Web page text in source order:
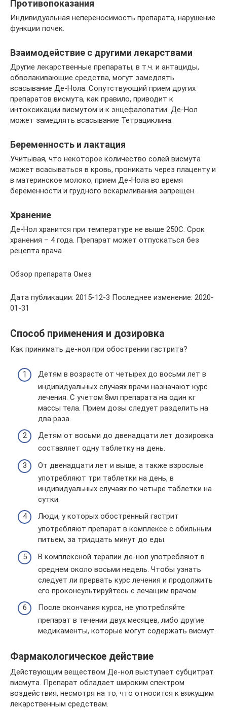
Противопоказания
Индивидуальная непереносимость препарата, нарушение
функции почек.
Взаимодействие с другими лекарствами
Другие лекарственные препараты, в т.ч. и антациды,
обволакивающие средства, могут замедлять
всасывание Де-Нола. Сопутствующий прием других
препаратов висмута, как правило, приводит к
интоксикации висмутом и к энцефалопатии. Де-Нол
может замедлять всасывание Тетрациклина.
Беременность и лактация
Учитывая, что некоторое количество солей висмута
может всасываться в кровь, проникать через плаценту и
в материнское молоко, прием Де-Нола во время
беременности и грудного вскармливания запрещен.
Хранение
Де-Нол хранится при температуре не выше 250С. Срок
хранения – 4 года. Препарат может отпускаться без
рецепта врача.
Обзор препарата Омез
Дата публикации: 2015-12-3 Последнее изменение: 2020-
01-31
Способ применения и дозировка
Как принимать де-нол при обострении гастрита?
Детям в возрасте от четырех до восьми лет в
индивидуальных случаях врачи назначают курс
лечения. С учетом 8мл препарата на один кг
массы тела. Прием дозы следует разделить на
два раза.
Детям от восьми до двенадцати лет дозировка
составляет одну таблетку на день.
От двенадцати лет и выше, а также взрослые
употребляют три таблетки на день, в
индивидуальных случаях по четыре таблетки на
сутки.
Люди, у которых обостренный гастрит
употребляют препарат в комплексе с обильным
питьем, за тридцать минут до еды.
В комплексной терапии де-нол употребляют в
среднем около восьми недель. Чтобы узнать
следует ли прервать курс лечения и продолжить
его проконсультируйтесь с лечащим врачом.
После окончания курса, не употребляйте
препарат в течении двух месяцев, либо другие
медикаменты, которые могут содержать висмут.
Фармакологическое действие
Действующим веществом Де-нол выступает субцитрат
висмута. Препарат обладает широким спектром
воздействия, несмотря на то, что относится к вяжущим
лекарственным средствам.